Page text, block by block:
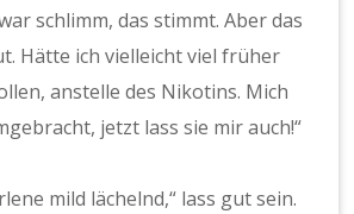
schlimm, das stimmt. Aber das
Hätte ich vielleicht viel früher
anstelle des Nikotins. Mich
jetzt lass sie mir auch!“
mild lächelnd,“ lass gut sein.